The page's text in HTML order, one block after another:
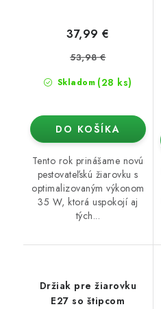
Skladom (28 ks)
37,99 €
53,98 €
DO KOŠÍKA
Tento rok prinášame novú
pestovateľskú žiarovku s
optimalizovaným výkonom
35 W, ktorá uspokojí aj
tých...
Držiak pre žiarovku
E27 so štipcom